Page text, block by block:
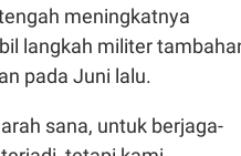
meningkatnya
langkah militer
pada Juni lalu.
sana, untuk berjaga-